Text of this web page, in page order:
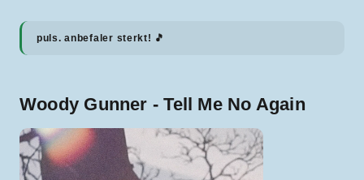
puls. anbefaler sterkt! 🎵
Woody Gunner - Tell Me No Again